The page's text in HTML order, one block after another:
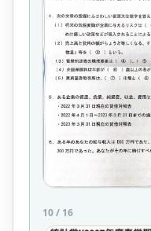
10/ 16